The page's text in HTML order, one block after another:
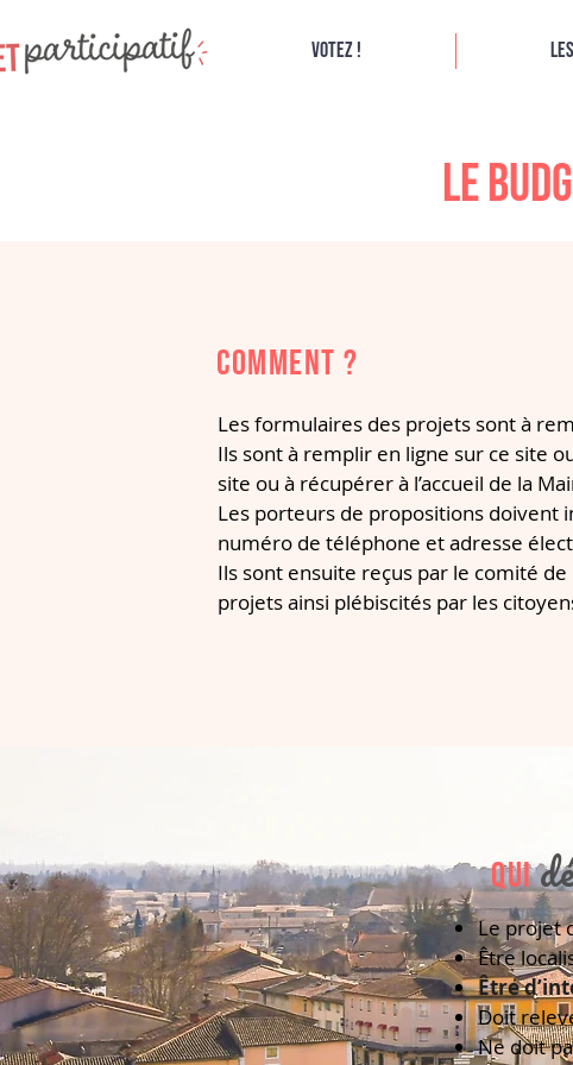
Votez !
Le
Comment ?
Les formulaires des projets sont à
Ils sont à remplir en ligne sur ce site
site ou à récupérer à l’accueil de la
Les porteurs de propositions doivent
numéro de téléphone et adresse
Ils sont ensuite reçus par le comité
projets ainsi plébiscités par les
qui
Le projet
Être
Être
Doit
Ne doit